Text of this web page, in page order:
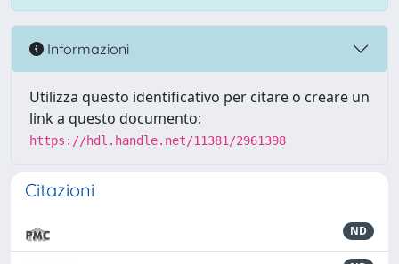
Informazioni
Utilizza questo identificativo per citare o creare un
link a questo documento:
https://hdl.handle.net/11381/2961398
Citazioni
ND